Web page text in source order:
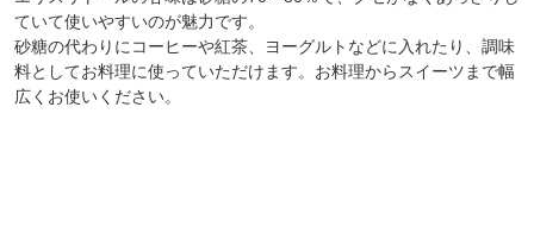
ていて使いやすいのが魅力です。
砂糖の代わりにコーヒーや紅茶、ヨーグルトなどに入れたり、調味
料としてお料理に使っていただけます。お料理からスイーツまで幅
広くお使いください。
会員登録ありがとうございます！
＼ ご登録の感謝を込めて ／
新規会員様限定